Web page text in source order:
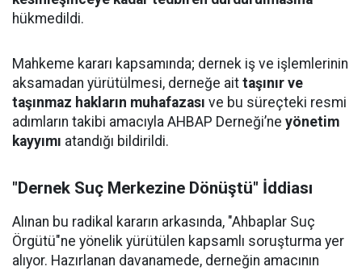
hükmedildi.
Mahkeme kararı kapsamında; dernek iş ve işlemlerinin
aksamadan yürütülmesi, derneğe ait taşınır ve
taşınmaz hakların muhafazası ve bu süreçteki resmi
adımların takibi amacıyla AHBAP Derneği’ne yönetim
kayyımı atandığı bildirildi.
"Dernek Suç Merkezine Dönüştü" İddiası
Alınan bu radikal kararın arkasında, "Ahbaplar Suç
Örgütü"ne yönelik yürütülen kapsamlı soruşturma yer
alıyor. Hazırlanan davanamede, derneğin amacının